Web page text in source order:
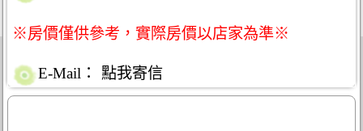
※房價僅供參考，實際房價以店家為準※
E-Mail： 點我寄信